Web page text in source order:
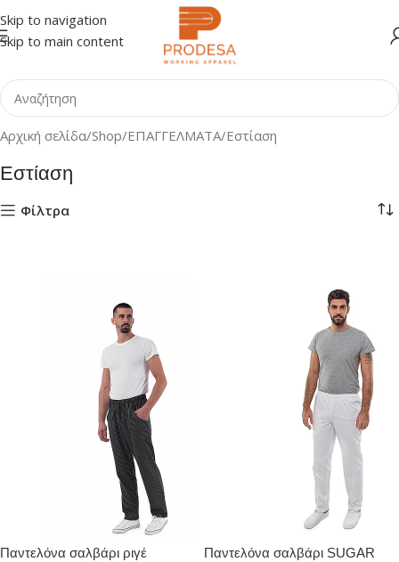
Skip to navigation
Skip to main content
Αρχική σελίδα Shop ΕΠΑΓΓΕΛΜΑΤΑ Εστίαση
Εστίαση
Φίλτρα
Παντελόνα σαλβάρι ριγέ
Παντελόνα σαλβάρι SUGAR